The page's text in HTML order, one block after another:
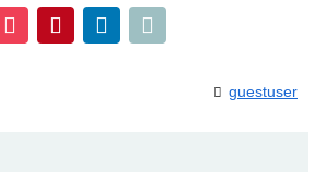
guestuser